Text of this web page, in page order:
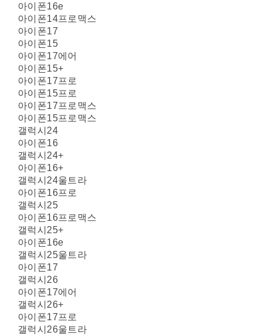
아이폰16e
아이폰14프로맥스
아이폰17
아이폰15
아이폰17에어
아이폰15+
아이폰17프로
아이폰15프로
아이폰17프로맥스
아이폰15프로맥스
갤럭시24
아이폰16
갤럭시24+
아이폰16+
갤럭시24울트라
아이폰16프로
갤럭시25
아이폰16프로맥스
갤럭시25+
아이폰16e
갤럭시25울트라
아이폰17
갤럭시26
아이폰17에어
갤럭시26+
아이폰17프로
갤럭시26울트라